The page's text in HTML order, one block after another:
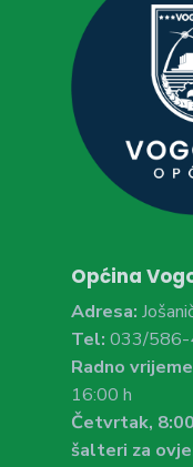
Općina
Adresa:
Tel: 033/
Radno vrijeme
16:00 h
Četvrtak,
šalteri za